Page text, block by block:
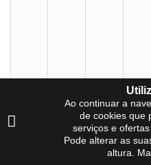
Ao continuar a
de cookies que
serviços e
Pode alterar as
altura.